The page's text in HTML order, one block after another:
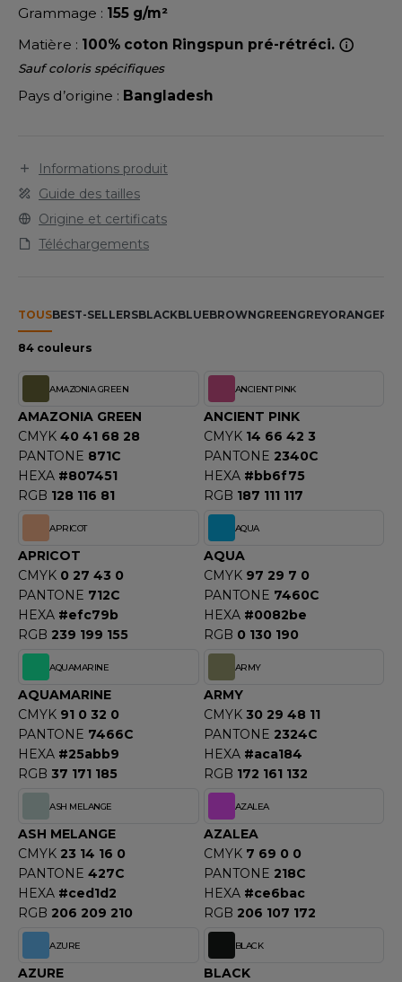
IN EUROPE
LABEL / TEAR AWAY
VETEMENTS
SHIRT
SHIRT
PROFESSIONNELLE
- BLOUSON
ROW
OF THE LOOM
OF THE LOOM VINTAGE
- BLANKS
COOL
HOODS
SERIE
Grammage : 155 g/m²
Matière : 100% coton Ringspun pré-rétréci.
Sauf coloris spécifiques
Pays d’origine : Bangladesh
Informations produit
Guide des tailles
Origine et certificats
Téléchargements
TOUSBEST-SELLERSBLACKBLUEBROWNGREENGREYORANGE
84 couleurs
AMAZONIA GREEN
AMAZONIA GREEN
CMYK 40 41 68 28
PANTONE 871C
HEXA #807451
RGB 128 116 81
ANCIENT PINK
ANCIENT PINK
CMYK 14 66 42 3
PANTONE 2340C
HEXA #bb6f75
RGB 187 111 117
APRICOT
APRICOT
CMYK 0 27 43 0
PANTONE 712C
HEXA #efc79b
RGB 239 199 155
AQUA
AQUA
CMYK 97 29 7 0
PANTONE 7460C
HEXA #0082be
RGB 0 130 190
AQUAMARINE
AQUAMARINE
CMYK 91 0 32 0
PANTONE 7466C
HEXA #25abb9
RGB 37 171 185
ARMY
ARMY
CMYK 30 29 48 11
PANTONE 2324C
HEXA #aca184
RGB 172 161 132
ASH MELANGE
ASH MELANGE
CMYK 23 14 16 0
PANTONE 427C
HEXA #ced1d2
RGB 206 209 210
AZALEA
AZALEA
CMYK 7 69 0 0
PANTONE 218C
HEXA #ce6bac
RGB 206 107 172
AZURE
AZURE
BLACK
BLACK